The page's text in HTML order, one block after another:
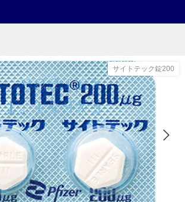
サイトテック錠200